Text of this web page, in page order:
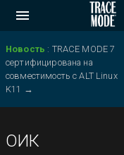
Новость : TRACE MODE 7
сертифицирована на
совместимость с ALT Linux
K11 →
ОИК